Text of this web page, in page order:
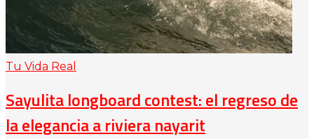
Tu Vida Real
Sayulita longboard contest: el regreso de
la elegancia a riviera nayarit